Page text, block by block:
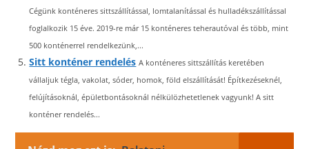
Cégünk konténeres sittszállítással, lomtalanítással és hulladékszállítással
foglalkozik 15 éve. 2019-re már 15 konténeres teherautóval és több, mint
500 konténerrel rendelkezünk,...
Sitt konténer rendelés A konténeres sittszállítás keretében
vállaljuk tégla, vakolat, sóder, homok, föld elszállítását! Építkezéseknél,
felújításoknál, épületbontásoknál nélkülözhetetlenek vagyunk! A sitt
konténer rendelés...